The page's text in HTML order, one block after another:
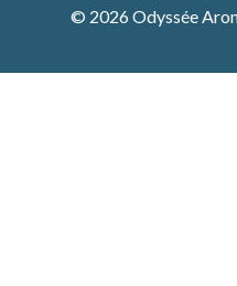
© 2026 Odyssée